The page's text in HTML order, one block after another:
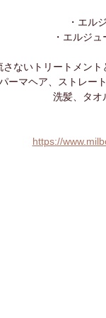
・エル
・エルジ
さないトリートメン
ーマヘア、ストレー
洗髪、タオ
https://